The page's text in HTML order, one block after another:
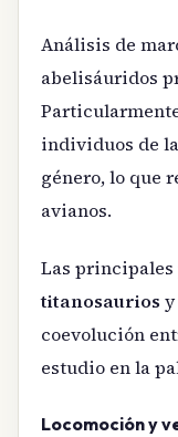
Análisis de
abelisáuridos
individuos de
género, lo que
avianos.
Las
titanosaurios y
coevolución
estudio en la
Locomoción y